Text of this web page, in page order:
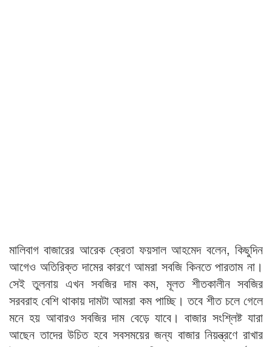
মালিবাগ বাজারের আরেক ক্রেতা ফয়সাল আহমেদ বলেন, কিছুদিন
আগেও অতিরিক্ত দামের কারণে আমরা সবজি কিনতে পারতাম না।
সেই তুলনায় এখন সবজির দাম কম, মূলত শীতকালীন সবজির
সরবরাহ বেশি থাকায় দামটা আমরা কম পাচ্ছি। তবে শীত চলে গেলে
মনে হয় আবারও সবজির দাম বেড়ে যাবে। বাজার সংশ্লিষ্ট যারা
আছেন তাদের উচিত হবে সবসময়ের জন্য বাজার নিয়ন্ত্রণে রাখার